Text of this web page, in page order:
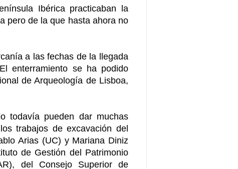
Ibérica practicaban la
pero de la que hasta ahora no
a las fechas de la llegada
enterramiento se ha podido
de Arqueología de Lisboa,
todavía pueden dar muchas
trabajos de excavación del
Arias (UC) y Mariana Diniz
de Gestión del Patrimonio
del Consejo Superior de